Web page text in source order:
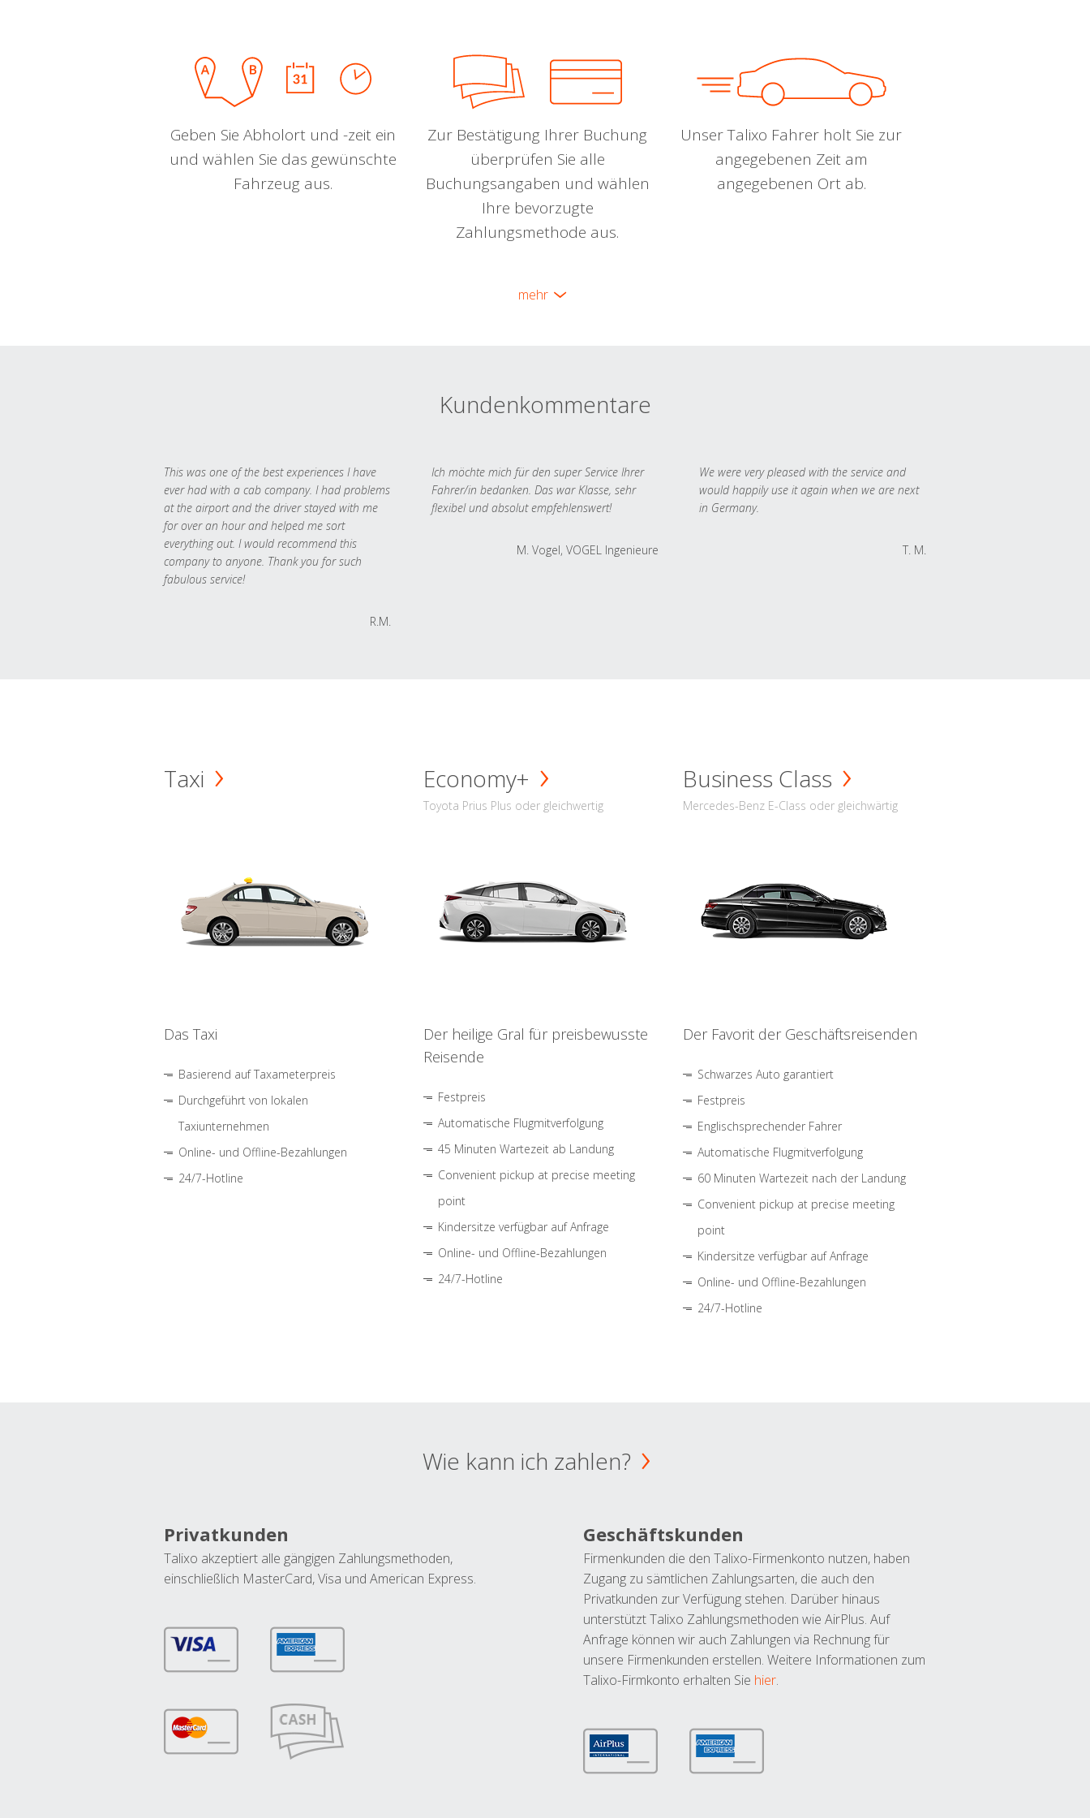
Geben Sie Abholort und -zeit ein
und wählen Sie das gewünschte
Fahrzeug aus.
Zur Bestätigung Ihrer Buchung
überprüfen Sie alle
Buchungsangaben und wählen
Ihre bevorzugte
Zahlungsmethode aus.
Unser Talixo Fahrer holt Sie zur
angegebenen Zeit am
angegebenen Ort ab.
mehr
Kundenkommentare
This was one of the best experiences I have
ever had with a cab company. I had problems
at the airport and the driver stayed with me
for over an hour and helped me sort
everything out. I would recommend this
company to anyone. Thank you for such
fabulous service!
R.M.
Ich möchte mich für den super Service Ihrer
Fahrer/in bedanken. Das war Klasse, sehr
flexibel und absolut empfehlenswert!
M. Vogel, VOGEL Ingenieure
We were very pleased with the service and
would happily use it again when we are next
in Germany.
T. M.
Taxi
Das Taxi
Basierend auf Taxameterpreis
Durchgeführt von lokalen
Taxiunternehmen
Online- und Offline-Bezahlungen
24/7-Hotline
Economy+
Toyota Prius Plus oder gleichwertig
Der heilige Gral für preisbewusste
Reisende
Festpreis
Automatische Flugmitverfolgung
45 Minuten Wartezeit ab Landung
Convenient pickup at precise meeting
point
Kindersitze verfügbar auf Anfrage
Online- und Offline-Bezahlungen
24/7-Hotline
Business Class
Mercedes-Benz E-Class oder gleichwärtig
Der Favorit der Geschäftsreisenden
Schwarzes Auto garantiert
Festpreis
Englischsprechender Fahrer
Automatische Flugmitverfolgung
60 Minuten Wartezeit nach der Landung
Convenient pickup at precise meeting
point
Kindersitze verfügbar auf Anfrage
Online- und Offline-Bezahlungen
24/7-Hotline
Wie kann ich zahlen?
Privatkunden
Talixo akzeptiert alle gängigen Zahlungsmethoden,
einschließlich MasterCard, Visa und American Express.
Geschäftskunden
Firmenkunden die den Talixo-Firmenkonto nutzen, haben
Zugang zu sämtlichen Zahlungsarten, die auch den
Privatkunden zur Verfügung stehen. Darüber hinaus
unterstützt Talixo Zahlungsmethoden wie AirPlus. Auf
Anfrage können wir auch Zahlungen via Rechnung für
unsere Firmenkunden erstellen. Weitere Informationen zum
Talixo-Firmkonto erhalten Sie hier.